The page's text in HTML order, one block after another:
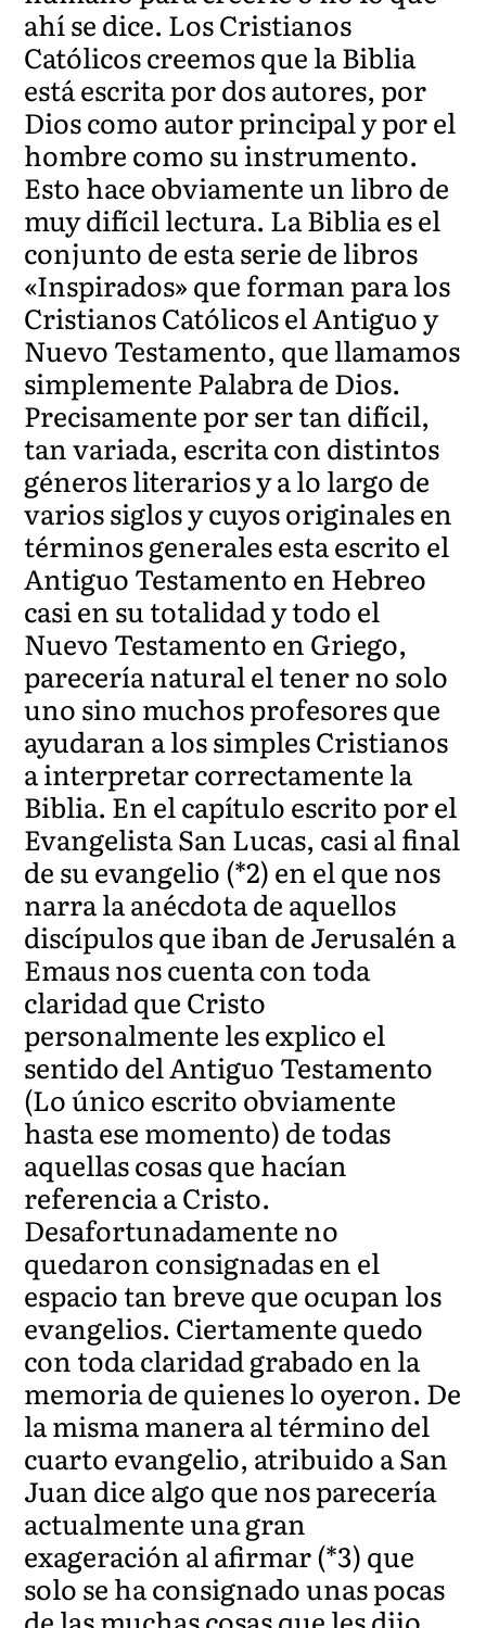
ahí se dice. Los Cristianos
Católicos creemos que la Biblia
está escrita por dos autores, por
Dios como autor principal y por el
hombre como su instrumento.
Esto hace obviamente un libro de
muy difícil lectura. La Biblia es el
conjunto de esta serie de libros
«Inspirados» que forman para los
Cristianos Católicos el Antiguo y
Nuevo Testamento, que llamamos
simplemente Palabra de Dios.
Precisamente por ser tan difícil,
tan variada, escrita con distintos
géneros literarios y a lo largo de
varios siglos y cuyos originales en
términos generales esta escrito el
Antiguo Testamento en Hebreo
casi en su totalidad y todo el
Nuevo Testamento en Griego,
parecería natural el tener no solo
uno sino muchos profesores que
ayudaran a los simples Cristianos
a interpretar correctamente la
Biblia. En el capítulo escrito por el
Evangelista San Lucas, casi al final
de su evangelio (*2) en el que nos
narra la anécdota de aquellos
discípulos que iban de Jerusalén a
Emaus nos cuenta con toda
claridad que Cristo
personalmente les explico el
sentido del Antiguo Testamento
(Lo único escrito obviamente
hasta ese momento) de todas
aquellas cosas que hacían
referencia a Cristo.
Desafortunadamente no
quedaron consignadas en el
espacio tan breve que ocupan los
evangelios. Ciertamente quedo
con toda claridad grabado en la
memoria de quienes lo oyeron. De
la misma manera al término del
cuarto evangelio, atribuido a San
Juan dice algo que nos parecería
actualmente una gran
exageración al afirmar (*3) que
solo se ha consignado unas pocas